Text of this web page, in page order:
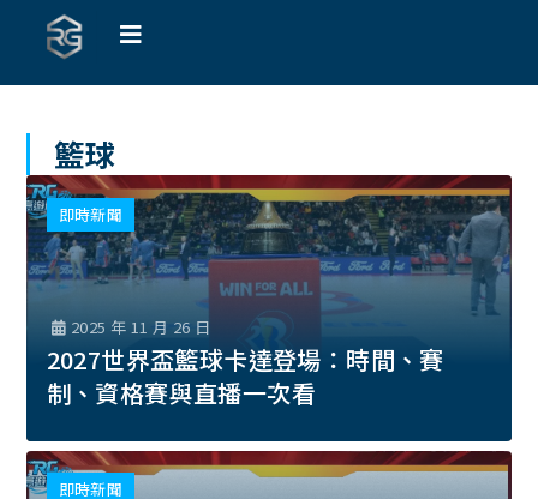
籃球
即時新聞
2025 年 11 月 26 日
2027世界盃籃球卡達登場：時間、賽
制、資格賽與直播一次看
即時新聞